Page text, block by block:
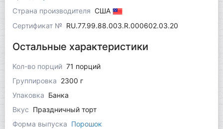
Страна производителя США
Сертификат № RU.77.99.88.003.R.000602.03.20
Остальные характеристики
Кол-во порций 71 порций
Группировка 2300 г
Упаковка Банка
Вкус Праздничный торт
Форма выпуска Порошок